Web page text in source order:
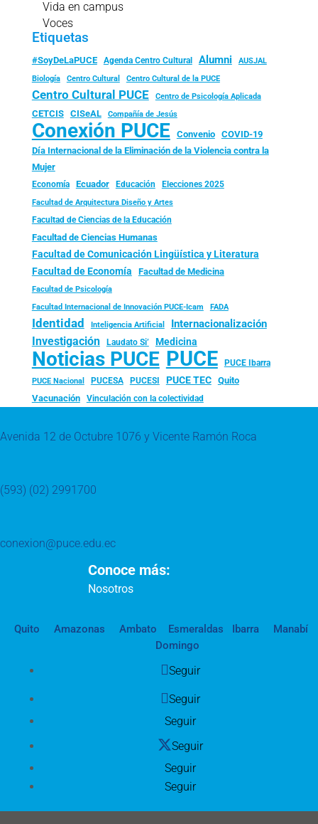
Vida en campus
Voces
Etiquetas
#SoyDeLaPUCE Agenda Centro Cultural Alumni
AUSJAL
Biología
Centro Cultural Centro Cultural de la PUCE
Centro Cultural PUCE Centro de Psicología Aplicada
CETCIS CISeAL Compañía de Jesús
Conexión PUCE Convenio
COVID-19
Día Internacional de la Eliminación de la Violencia contra la
Mujer
Economía Ecuador Educación Elecciones 2025
Facultad de Arquitectura Diseño y Artes
Facultad de Ciencias de la Educación
Facultad de Ciencias Humanas
Facultad de Comunicación Lingüística y Literatura
Facultad de Economía Facultad de Medicina
Facultad de Psicología
Facultad Internacional de Innovación PUCE-Icam FADA
Identidad Inteligencia Artificial Internacionalización
Investigación Laudato Si’ Medicina
Noticias PUCE PUCE PUCE Ibarra
PUCE Nacional PUCESA PUCESI PUCE TEC
Quito
Vacunación
Vinculación con la colectividad
Avenida 12 de Octubre 1076 y Vicente Ramón Roca
(593) (02) 2991700
conexion@puce.edu.ec
Conoce más:
Nosotros
Quito Amazonas Ambato Esmeraldas Ibarra
Manabí
Domingo
Seguir
Seguir
Seguir
Seguir
Seguir
Seguir